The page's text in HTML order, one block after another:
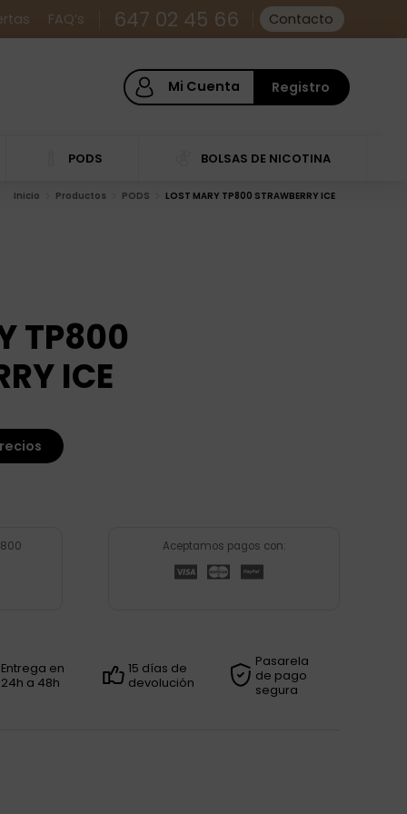
FAQ’s 647 02 45 66 Contacto
Mi Cuenta Registro
PODS BOLSAS DE NICOTINA
Inicio Productos PODS LOST MARY TP800 STRAWBERRY ICE
TP800
ICE
Aceptamos pagos con:
Entrega en
24h a 48h
15 días de
devolución
Pasarela
de pago
segura